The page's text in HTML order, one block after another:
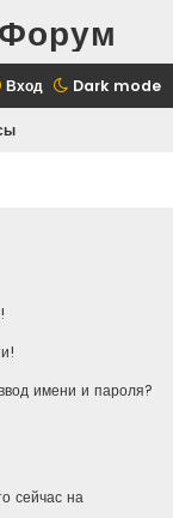
Dark mode
Вход
имени и пароля?
сейчас на